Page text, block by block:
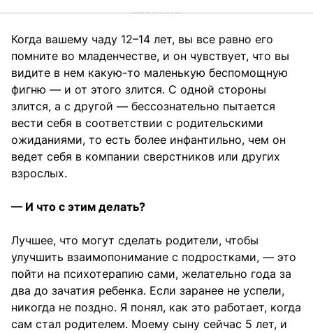
Когда вашему чаду 12–14 лет, вы все равно его
помните во младенчестве, и он чувствует, что вы
видите в нем какую-то маленькую беспомощную
фигню — и от этого злится. С одной стороны
злится, а с другой — бессознательно пытается
вести себя в соответствии с родительскими
ожиданиями, то есть более инфантильно, чем он
ведет себя в компании сверстников или других
взрослых.
— И что с этим делать?
Лучшее, что могут сделать родители, чтобы
улучшить взаимопонимание с подростками, — это
пойти на психотерапию сами, желательно года за
два до зачатия ребенка. Если заранее не успели,
никогда не поздно. Я понял, как это работает, когда
сам стал родителем. Моему сыну сейчас 5 лет, и